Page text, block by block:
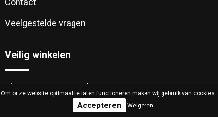
Contact
Veelgestelde vragen
Veilig winkelen
Algemene voorwaarden
Om onze website optimaal te laten functioneren maken wij gebruik van cookies.
Weigeren